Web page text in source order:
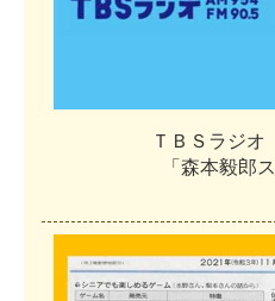
Ｔ Ｂ Ｓ ラ ジオ
「 森本毅郎ス